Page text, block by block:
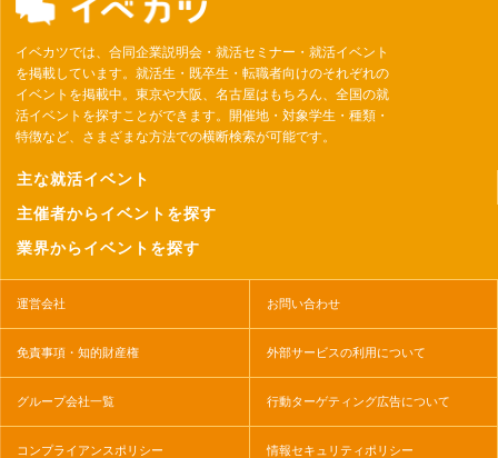
イベカツでは、合同企業説明会・就活セミナー・就活イベント
を掲載しています。就活生・既卒生・転職者向けのそれぞれの
イベントを掲載中。東京や大阪、名古屋はもちろん、全国の就
活イベントを探すことができます。開催地・対象学生・種類・
特徴など、さまざまな方法での横断検索が可能です。
主な就活イベント
主催者からイベントを探す
業界からイベントを探す
運営会社 お問い合わせ
免責事項・知的財産権 外部サービスの利用について
グループ会社一覧 行動ターゲティング広告について
コンプライアンスポリシー 情報セキュリティポリシー